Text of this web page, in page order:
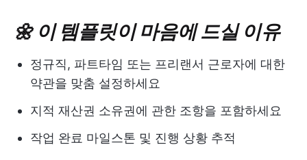
🌼 이 템플릿이 마음에 드실 이유
정규직, 파트타임 또는 프리랜서 근로자에 대한
약관을 맞춤 설정하세요
지적 재산권 소유권에 관한 조항을 포함하세요
작업 완료 마일스톤 및 진행 상황 추적